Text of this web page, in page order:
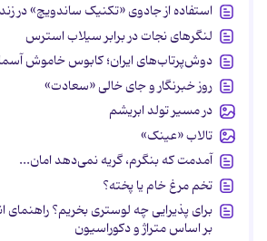
استفاده از جادوی «تکنیک ساندویچ» در
لنگرهای نجات در برابر سیلاب استرس
دوش‌پرتاب‌های ایران؛ کابوس خاموش
روز خبرنگار و جای خالی «سعادت»
در مسیر تولد ابریشم
تالاب «عینک»
آمدمت که بنگرم، گریه نمی‌دهد امان...
تخم مرغ خام یا پخته؟
برای پذیرایی چه لوستری بخریم؟ راهنمای
بر اساس متراژ و دکوراسیون